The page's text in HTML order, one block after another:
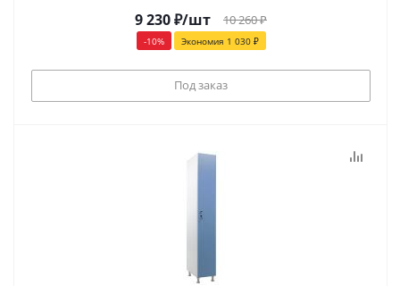
9 230₽/шт 10 260₽
-10% Экономия 1 030₽
Под заказ